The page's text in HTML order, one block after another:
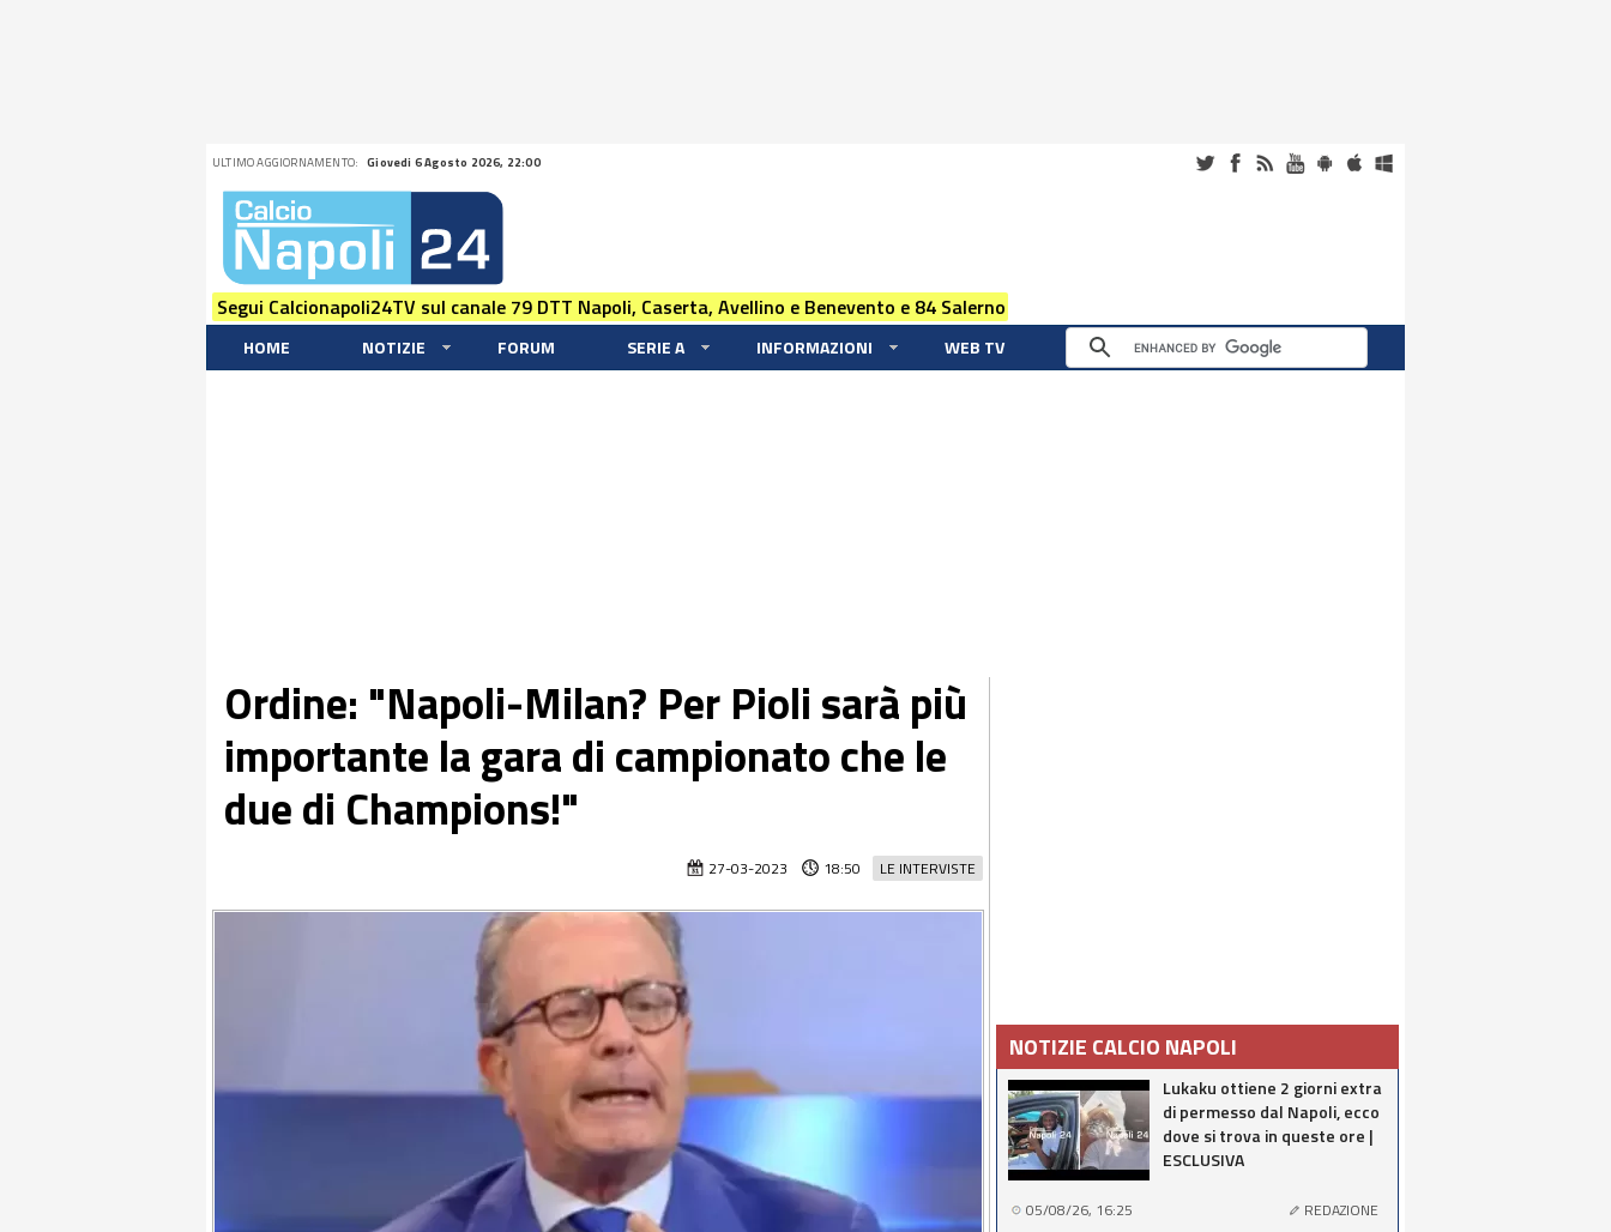
ULTIMO AGGIORNAMENTO: Giovedi 6 Agosto 2026, 22:00
Segui Calcionapoli24TV sul canale 79 DTT Napoli, Caserta, Avellino e Benevento e 84 Salerno
HOME NOTIZIE FORUM SERIE A INFORMAZIONI WEB TV
Ordine: "Napoli-Milan? Per Pioli sarà più
importante la gara di campionato che le
due di Champions!"
LE INTERVISTE
27-03-2023 18:50
NOTIZIE CALCIO NAPOLI
Lukaku ottiene 2 giorni extra
di permesso dal Napoli, ecco
dove si trova in queste ore |
ESCLUSIVA
05/08/26, 16:25 REDAZIONE